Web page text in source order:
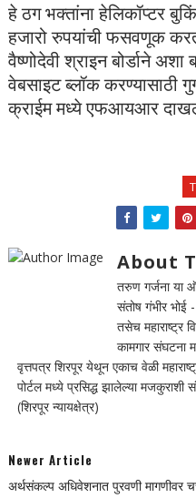
हे ठग भक्तांना हेलिकॉप्टर
हजारो रुपयांची फसवणूक
वैष्णोदेवी श्राइन बोर्डाने
वेबसाइट ब्लॉक करण्यासाठी
क्राईम मध्ये एफआयआर
About
तरुण गर्जना या
संतोष गंभीर भोई
तसेच महाराष्ट्र
कामगार संघटना
वृत्तपत्र शिरपूर येथून एकाच वेळी
पोर्टल मध्ये प्रसिद्ध झालेल्या
(शिरपूर न्यायक्षेत्र)
Newer Article
अर्थसंकल्प अधिवेशनात पुरवणी मागणीवर